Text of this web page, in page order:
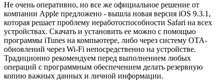
Не очень оперативно, но все же официальное решение от
компании Apple предложено - вышла новая версия iOS 9.3.1,
которая решает проблему неработоспособности Safari на всех
устройствах. Скачать и установить ее можно с помощью
программы iTunes на компьютере, либо через систему OTA-
обновлений через Wi-Fi непосредственно на устройстве.
Традиционно рекомендуем перед выполнением любых
операций с программным обеспечением делать резервную
копию важных данных и личной информации.